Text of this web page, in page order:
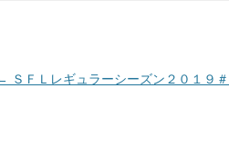
ＳＦＬレギュラーシーズン２０１９＃